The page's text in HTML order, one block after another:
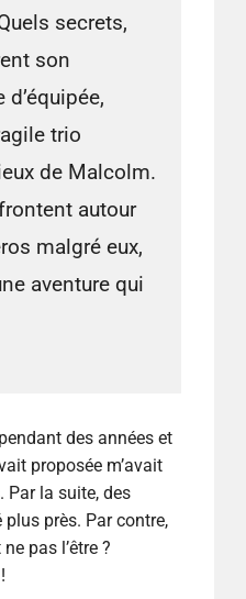
secrets,
son
trio
de Malcolm.
autour
malgré eux,
aventure qui
des années et
proposée m’avait
Par la suite, des
près. Par contre,
pas l’être ?